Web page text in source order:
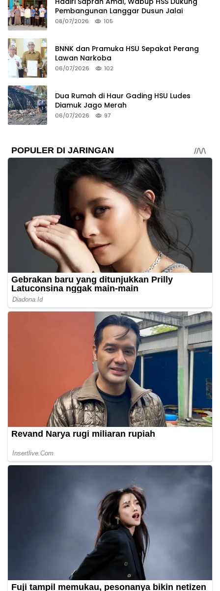
Pembangunan Langgar Dusun Jalai
08/07/2026 105
BNNK dan Pramuka HSU Sepakat Perang
Lawan Narkoba
06/07/2026 102
Dua Rumah di Haur Gading HSU Ludes
Diamuk Jago Merah
06/07/2026 97